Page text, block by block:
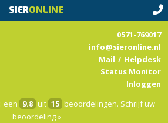
SIERONLINE
: een 9.8 uit 15 beoordelingen. Schrijf uw
beoordeling »
0571-769017
info@sieronline.nl
Mail / Helpdesk
Status Monitor
Inloggen